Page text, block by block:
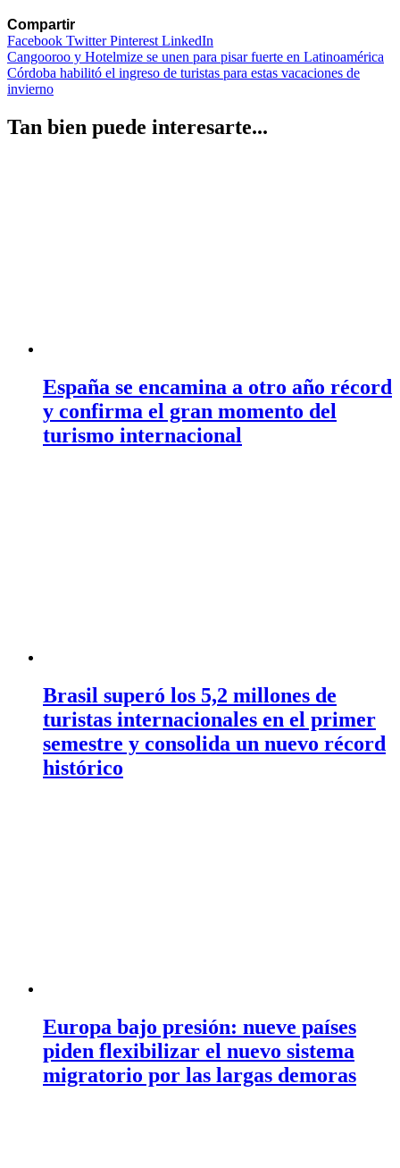
Compartir
Facebook TwitterPinterest LinkedIn
Navegación
de
Cangooroo y Hotelmize se unen para pisar fuerte en Latinoamérica
Córdoba habilitó el ingreso de turistas para estas vacaciones de
invierno
Tan bien puede interesarte...
España se encamina a otro año récord
y confirma el gran momento del
turismo internacional
Brasil superó los 5,2 millones de
turistas internacionales en el primer
semestre y consolida un nuevo récord
histórico
Europa bajo presión: nueve países
piden flexibilizar el nuevo sistema
migratorio por las largas demoras